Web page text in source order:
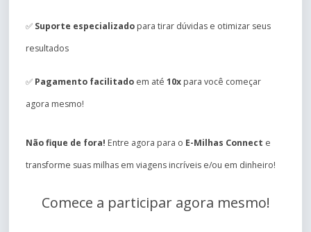
✅ Suporte especializado para tirar dúvidas e otimizar seus
resultados
✅ Pagamento facilitado em até 10x para você começar
agora mesmo!
Não fique de fora! Entre agora para o E-Milhas Connect e
transforme suas milhas em viagens incríveis e/ou em dinheiro!
Comece a participar agora mesmo!